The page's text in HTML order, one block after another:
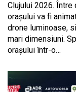
Clujului 2026.
orașului va fi
drone luminoase,
mari dimensiuni.
orașului într-o…